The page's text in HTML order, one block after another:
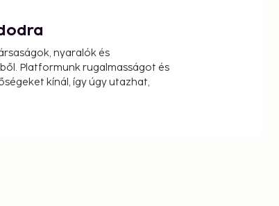
nyaralók és
Platformunk rugalmasságot és
kínál, így úgy utazhat,